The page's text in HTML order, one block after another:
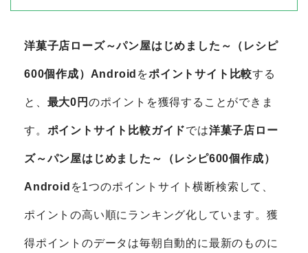
洋菓子店ローズ～パン屋はじめました～（レシピ
600個作成）Android をポイントサイト比較する
と、 最大0円 のポイントを獲得することができま
す。 ポイントサイト比較ガイドでは洋菓子店ロー
ズ～パン屋はじめました～（レシピ600個作成）
Android を1つのポイントサイト横断検索して、
ポイントの高い順にランキング化しています。獲
得ポイントのデータは毎朝自動的に最新のものに